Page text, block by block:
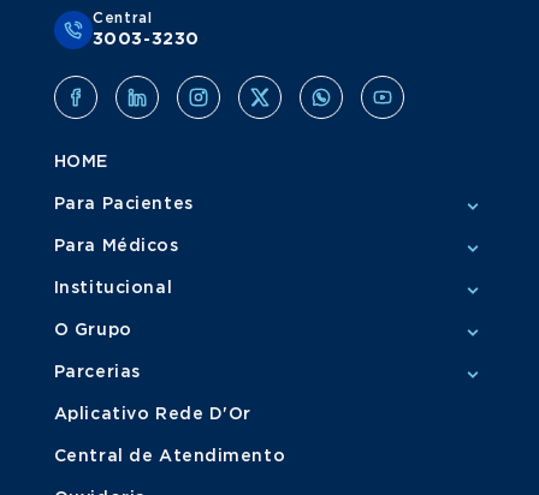
Central
3003-3230
HOME
Para Pacientes
Para Médicos
Institucional
O Grupo
Parcerias
Aplicativo Rede D'Or
Central de Atendimento